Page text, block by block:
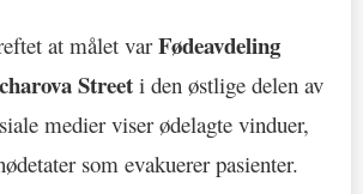
at målet varFødeavdeling
Street i den østlige delen av
medier viser ødelagte vinduer,
som evakuerer pasienter.